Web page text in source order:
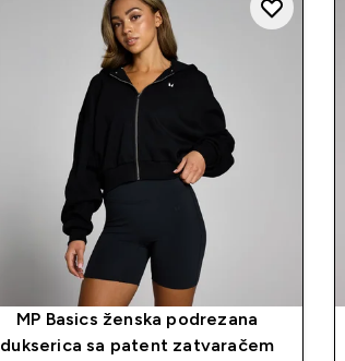
MP Basics ženska podrezana
dukserica sa patent zatvaračem